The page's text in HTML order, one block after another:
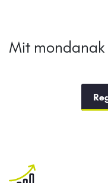
Mit mondanak